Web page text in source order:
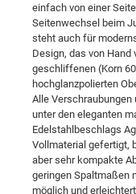
einfach von einer
Seitenwechsel beim
steht auch für
Design, das von
geschliffenen (Korn
hochglanzpolierten
Alle
unter den eleganten
Edelstahlbeschlags
Vollmaterial gefertigt,
aber sehr kompakte
geringen Spaltmaßen
möglich und